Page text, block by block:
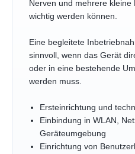
Nerven und mehrere
wichtig werden können.
Eine begleitete
sinnvoll, wenn das Gerät
oder in eine bestehende
werden muss.
Ersteinrichtung und
Einbindung in WLAN,
Geräteumgebung
Einrichtung von